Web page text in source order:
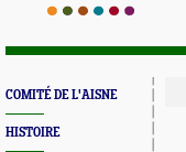
COMITÉ DE L'AISNE
HISTOIRE